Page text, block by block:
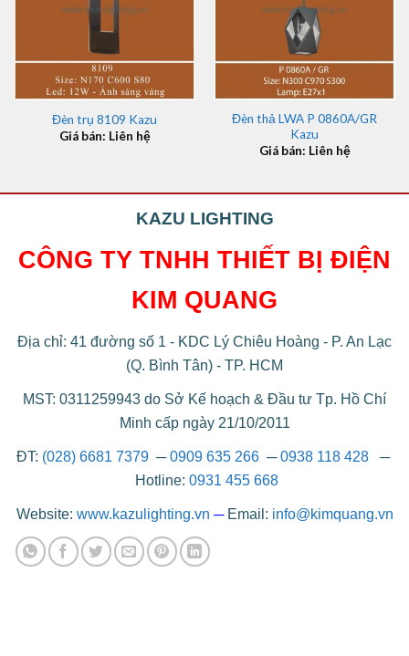
Đèn trụ 8109 Kazu
Giá bán: Liên hệ
Đèn thả LWA P 0860A/GR
Kazu
Giá bán: Liên hệ
KAZU LIGHTING
CÔNG TY TNHH THIẾT BỊ ĐIỆN
KIM QUANG
Địa chỉ: 41 đường số 1 - KDC Lý Chiêu Hoàng - P. An Lạc
(Q. Bình Tân) - TP. HCM
MST: 0311259943 do Sở Kế hoạch & Đầu tư Tp. Hồ Chí
Minh cấp ngày 21/10/2011
ĐT: (028) 6681 7379 ─0909 635 266─0938 118 428─
Hotline: 0931 455 668
Website: www.kazulighting.vn ─ Email: info@kimquang.vn